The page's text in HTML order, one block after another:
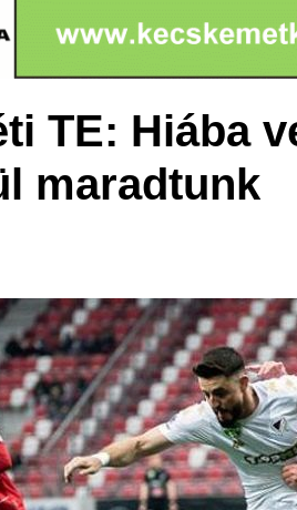
TE: Hiába
maradtunk